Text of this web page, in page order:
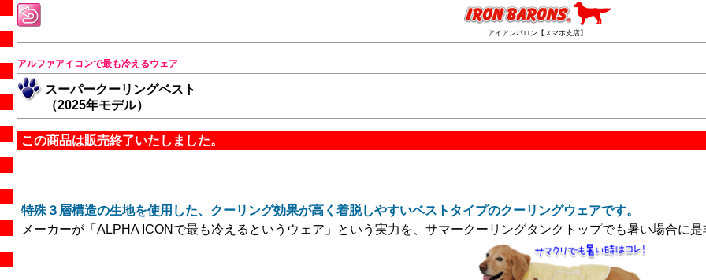
アイアンバロン【スマホ支店】
アルファアイコンで最も冷えるウェア
スーパークーリングベスト
（2025年モデル）
この商品は販売終了いたしました。
特殊３層構造の生地を使用した、クーリング効果が高く着脱しやすいベストタイプのクーリングウェアです。
メーカーが「ALPHA ICONで最も冷えるというウェア」という実力を、サマークーリングタンクトップでも暑い場合に